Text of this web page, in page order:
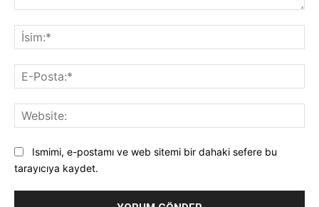
Ismimi, e-postamı ve web sitemi bir dahaki sefere bu
tarayıcıya kaydet.